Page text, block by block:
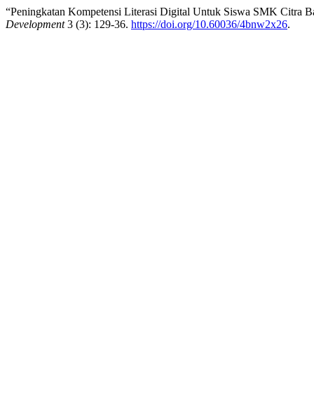
“Peningkatan Kompetensi Literasi Digital Untuk Siswa SMK Citra
Development3 (3): 129-36. https://doi.org/10.60036/4bnw2x26.